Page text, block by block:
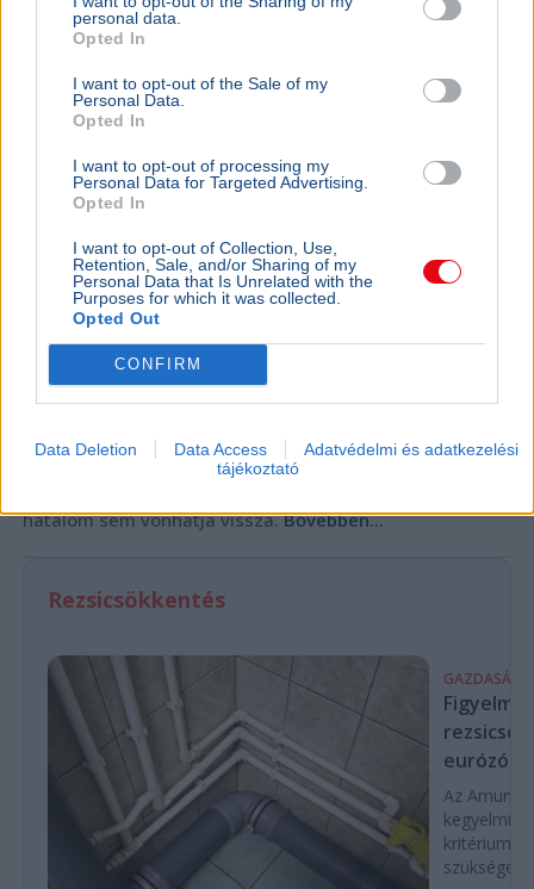
personal data.
Opted In
I want to opt-out of the Sale of my
Personal Data.
Opted In
I want to opt-out of processing my
Personal Data for Targeted Advertising.
Opted In
I want to opt-out of Collection, Use,
Retention, Sale, and/or Sharing of my
Personal Data that Is Unrelated with the
Purposes for which it was collected.
Opted Out
CONFIRM
Data Deletion Data Access
Adatvédelmi és adatkezelési
tájékoztató
„A nép nem a forradalmár hadserege” –
Gyurcsány Ferenc Facebook-bejegyzésében arról írt,
hatalom sem vonhatja vissza.Bővebben...
Rezsicsökkentés
GAZDASÁG
Az Amundi
kegyelmi